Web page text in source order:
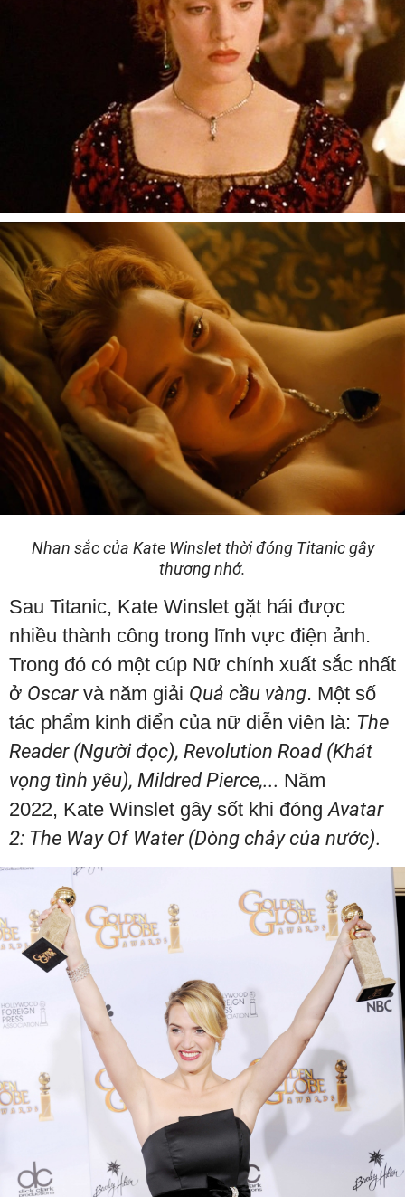
Nhan sắc của Kate Winslet thời đóng Titanic gây
thương nhớ.
Sau Titanic, Kate Winslet gặt hái được
nhiều thành công trong lĩnh vực điện ảnh.
Trong đó có một cúp Nữ chính xuất sắc nhất
ở Oscarvà năm giải Quả cầu vàng. Một số
tác phẩm kinh điển của nữ diễn viên là: The
Reader (Người đọc), Revolution Road (Khát
vọng tình yêu), Mildred Pierce,... Năm
2022, Kate Winslet gây sốt khi đóngAvatar
2: The Way Of Water (Dòng chảy của nước).